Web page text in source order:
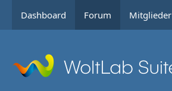
Dashboard Forum Mitglieder